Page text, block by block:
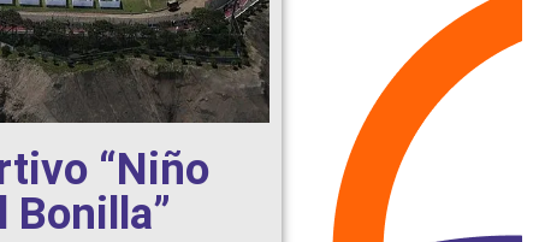
“Niño
Bonilla”